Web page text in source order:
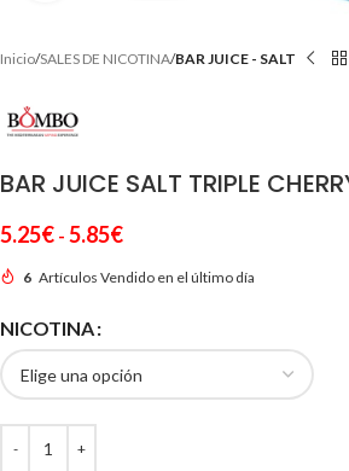
Inicio SALES DE NICOTINA BAR JUICE - SALT
BAR JUICE SALT TRIPLE
5.25€ - 5.85€
6 Artículos Vendido en el último día
NICOTINA